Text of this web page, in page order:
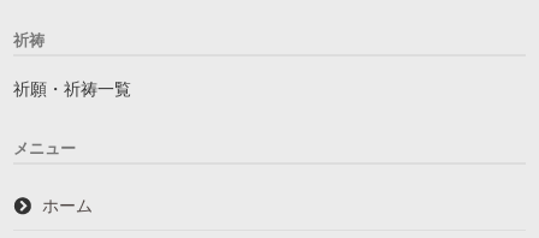
祈祷
祈願・祈祷一覧
メニュー
ホーム